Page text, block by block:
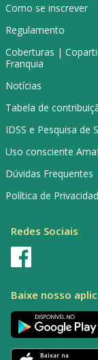
Como se inscrever
Regulamento
Coberturas |
Franquia
Notícias
Tabela de
IDSS e Pesquisa de
Uso consciente
Dúvidas Frequentes
Política de
Redes Sociais
Baixe nosso